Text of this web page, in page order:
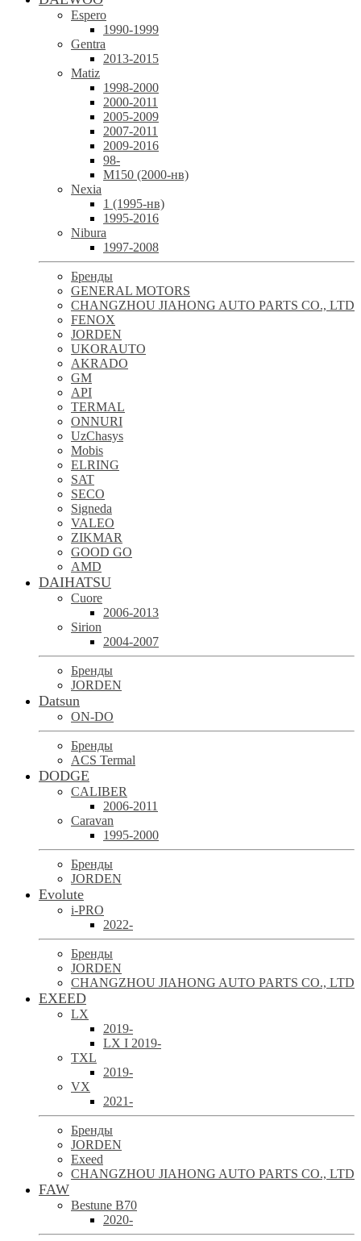
Espero
1990-1999
Gentra
2013-2015
Matiz
1998-2000
2000-2011
2005-2009
2007-2011
2009-2016
98-
М150 (2000-нв)
Nexia
1 (1995-нв)
1995-2016
Nibura
1997-2008
Бренды
GENERAL MOTORS
CHANGZHOU JIAHONG AUTO PARTS CO., LTD
FENOX
JORDEN
UKORAUTO
AKRADO
GM
API
TERMAL
ONNURI
UzChasys
Mobis
ELRING
SAT
SECO
Signeda
VALEO
ZIKMAR
GOOD GO
AMD
DAIHATSU
Cuore
2006-2013
Sirion
2004-2007
Бренды
JORDEN
Datsun
ON-DO
Бренды
ACS Termal
DODGE
CALIBER
2006-2011
Caravan
1995-2000
Бренды
JORDEN
Evolute
i-PRO
2022-
Бренды
JORDEN
CHANGZHOU JIAHONG AUTO PARTS CO., LTD
EXEED
LX
2019-
LX I 2019-
TXL
2019-
VX
2021-
Бренды
JORDEN
Exeed
CHANGZHOU JIAHONG AUTO PARTS CO., LTD
FAW
Bestune B70
2020-